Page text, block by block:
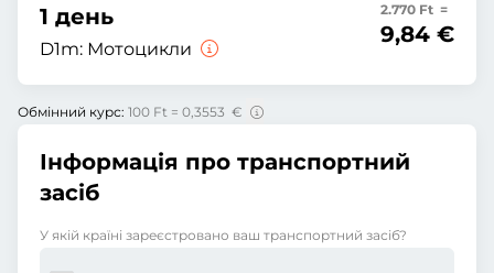
1 день
D1m: Мотоцикли
2.770 Ft =
9,84 €
Обмінний курс: 100 Ft = 0,3553 €
Інформація про транспортний
засіб
У якій країні зареєстровано ваш транспортний засіб?